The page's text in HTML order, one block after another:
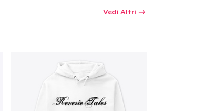
Vedi Altri